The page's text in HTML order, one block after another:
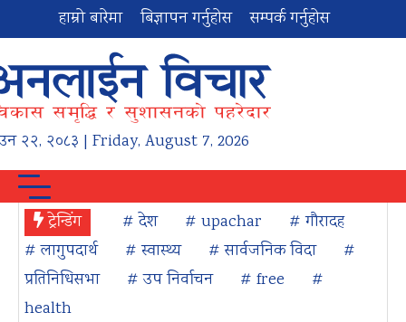
हाम्रो बारेमा बिज्ञापन गर्नुहोस सम्पर्क गर्नुहोस
२२, २०८३ | Friday, August 7, 2026
ट्रेन्डिंग # देश # upachar
# गौरादह
# लागुपदार्थ
# स्वास्थ्य # सार्वजनिक विदा
#
प्रतिनिधिसभा
# उप निर्वाचन # free
#
health